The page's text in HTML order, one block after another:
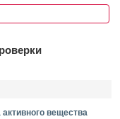
вещества